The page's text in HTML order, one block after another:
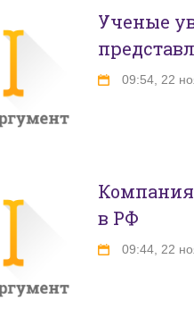
Ученые
09:54, 22
Компания
в РФ
09:44, 22